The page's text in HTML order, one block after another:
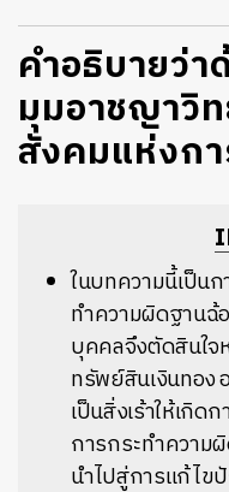
คำอธิบายว่า
มุมอาชญาวิ
สังคมแห่งก
ในบทความนี้เป็น
ทำความผิดฐานฉ้อ
บุคคลจึงตัดสินใจ
ทรัพย์สินเงินทอง
เป็นสิ่งเร้าให้เกิ
การกระทำความ
นำไปสู่การแก้ไข